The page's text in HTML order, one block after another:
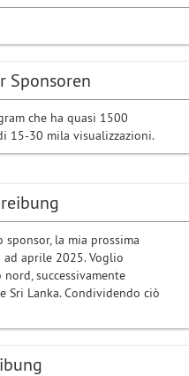
la mia prossima
aprile 2025. Voglio
successivamente
Sri Lanka. Condividendo ciò
Sponsoren
che ha quasi 1500
15-30 mila visualizzazioni.